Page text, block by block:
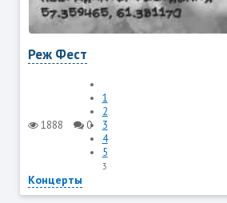
Реж Фест
1888 0
1
2
3
4
5
3
Концерты